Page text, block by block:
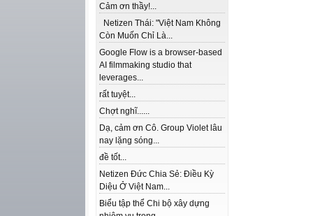
Cảm ơn thầy!...
Netizen Thái: "Việt Nam Không
Còn Muốn Chỉ Là...
Google Flow is a browser-based
AI filmmaking studio that
leverages...
rất tuyệt...
Chợt nghĩ......
Dạ, cảm ơn Cô. Group Violet lâu
nay lặng sóng...
đề tốt...
Netizen Đức Chia Sẻ: Điều Kỳ
Diệu Ở Việt Nam...
Biểu tập thể Chi bộ xây dựng